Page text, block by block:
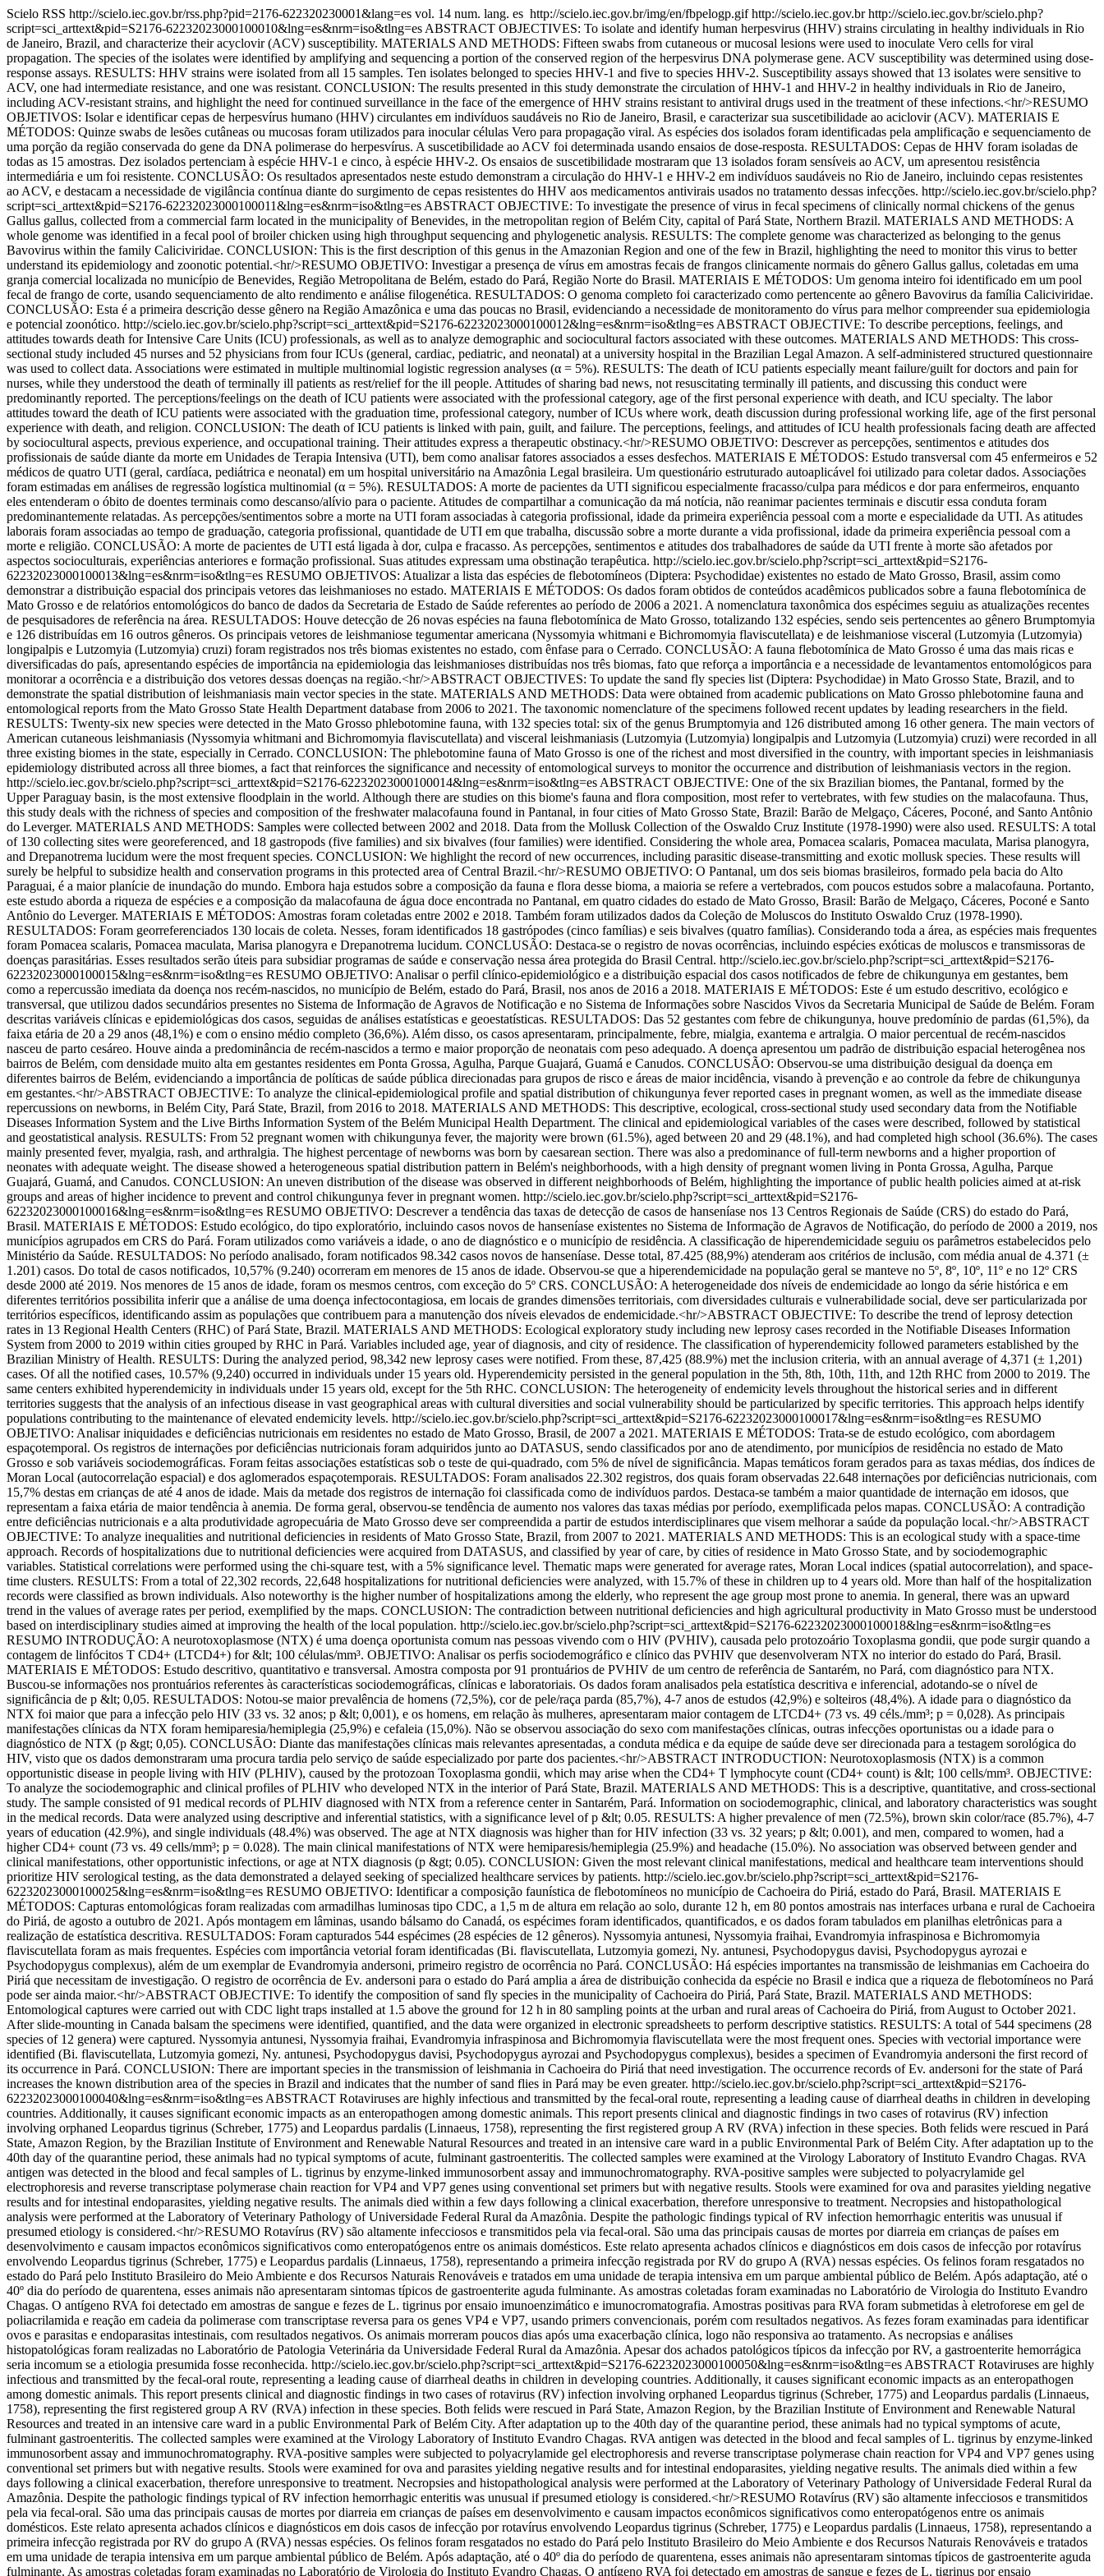
Scielo RSS http://scielo.iec.gov.br/rss.php?pid=2176-622320230001&lang=es vol. 14 num. lang. es http://scielo.iec.gov.br/img/en/fbpelogp.gif http://scielo.iec.gov.brhttp://scielo.iec.gov.br/scielo.php?
script=sci_arttext&pid=S2176-62232023000100010&lng=es&nrm=iso&tlng=es ABSTRACT OBJECTIVES: To isolate and identify human herpesvirus (HHV) strains circulating in healthy individuals in Rio
de Janeiro, Brazil, and characterize their acyclovir (ACV) susceptibility. MATERIALS AND METHODS: Fifteen swabs from cutaneous or mucosal lesions were used to inoculate Vero cells for viral
propagation. The species of the isolates were identified by amplifying and sequencing a portion of the conserved region of the herpesvirus DNA polymerase gene. ACV susceptibility was determined using dose-
response assays. RESULTS: HHV strains were isolated from all 15 samples. Ten isolates belonged to species HHV-1 and five to species HHV-2. Susceptibility assays showed that 13 isolates were sensitive to
ACV, one had intermediate resistance, and one was resistant. CONCLUSION: The results presented in this study demonstrate the circulation of HHV-1 and HHV-2 in healthy individuals in Rio de Janeiro,
including ACV-resistant strains, and highlight the need for continued surveillance in the face of the emergence of HHV strains resistant to antiviral drugs used in the treatment of these infections.<hr/>RESUMO
OBJETIVOS: Isolar e identificar cepas de herpesvírus humano (HHV) circulantes em indivíduos saudáveis no Rio de Janeiro, Brasil, e caracterizar sua suscetibilidade ao aciclovir (ACV). MATERIAIS E
MÉTODOS: Quinze swabs de lesões cutâneas ou mucosas foram utilizados para inocular células Vero para propagação viral. As espécies dos isolados foram identificadas pela amplificação e sequenciamento de
uma porção da região conservada do gene da DNA polimerase do herpesvírus. A suscetibilidade ao ACV foi determinada usando ensaios de dose-resposta. RESULTADOS: Cepas de HHV foram isoladas de
todas as 15 amostras. Dez isolados pertenciam à espécie HHV-1 e cinco, à espécie HHV-2. Os ensaios de suscetibilidade mostraram que 13 isolados foram sensíveis ao ACV, um apresentou resistência
intermediária e um foi resistente. CONCLUSÃO: Os resultados apresentados neste estudo demonstram a circulação do HHV-1 e HHV-2 em indivíduos saudáveis no Rio de Janeiro, incluindo cepas resistentes
ao ACV, e destacam a necessidade de vigilância contínua diante do surgimento de cepas resistentes do HHV aos medicamentos antivirais usados no tratamento dessas infecções. http://scielo.iec.gov.br/scielo.php?
script=sci_arttext&pid=S2176-62232023000100011&lng=es&nrm=iso&tlng=es ABSTRACT OBJECTIVE: To investigate the presence of virus in fecal specimens of clinically normal chickens of the genus
Gallus gallus, collected from a commercial farm located in the municipality of Benevides, in the metropolitan region of Belém City, capital of Pará State, Northern Brazil. MATERIALS AND METHODS: A
whole genome was identified in a fecal pool of broiler chicken using high throughput sequencing and phylogenetic analysis. RESULTS: The complete genome was characterized as belonging to the genus
Bavovirus within the family Caliciviridae. CONCLUSION: This is the first description of this genus in the Amazonian Region and one of the few in Brazil, highlighting the need to monitor this virus to better
understand its epidemiology and zoonotic potential.<hr/>RESUMO OBJETIVO: Investigar a presença de vírus em amostras fecais de frangos clinicamente normais do gênero Gallus gallus, coletadas em uma
granja comercial localizada no município de Benevides, Região Metropolitana de Belém, estado do Pará, Região Norte do Brasil. MATERIAIS E MÉTODOS: Um genoma inteiro foi identificado em um pool
fecal de frango de corte, usando sequenciamento de alto rendimento e análise filogenética. RESULTADOS: O genoma completo foi caracterizado como pertencente ao gênero Bavovirus da família Caliciviridae.
CONCLUSÃO: Esta é a primeira descrição desse gênero na Região Amazônica e uma das poucas no Brasil, evidenciando a necessidade de monitoramento do vírus para melhor compreender sua epidemiologia
e potencial zoonótico. http://scielo.iec.gov.br/scielo.php?script=sci_arttext&pid=S2176-62232023000100012&lng=es&nrm=iso&tlng=es ABSTRACT OBJECTIVE: To describe perceptions, feelings, and
attitudes towards death for Intensive Care Units (ICU) professionals, as well as to analyze demographic and sociocultural factors associated with these outcomes. MATERIALS AND METHODS: This cross-
sectional study included 45 nurses and 52 physicians from four ICUs (general, cardiac, pediatric, and neonatal) at a university hospital in the Brazilian Legal Amazon. A self-administered structured questionnaire
was used to collect data. Associations were estimated in multiple multinomial logistic regression analyses (α = 5%). RESULTS: The death of ICU patients especially meant failure/guilt for doctors and pain for
nurses, while they understood the death of terminally ill patients as rest/relief for the ill people. Attitudes of sharing bad news, not resuscitating terminally ill patients, and discussing this conduct were
predominantly reported. The perceptions/feelings on the death of ICU patients were associated with the professional category, age of the first personal experience with death, and ICU specialty. The labor
attitudes toward the death of ICU patients were associated with the graduation time, professional category, number of ICUs where work, death discussion during professional working life, age of the first personal
experience with death, and religion. CONCLUSION: The death of ICU patients is linked with pain, guilt, and failure. The perceptions, feelings, and attitudes of ICU health professionals facing death are affected
by sociocultural aspects, previous experience, and occupational training. Their attitudes express a therapeutic obstinacy.<hr/>RESUMO OBJETIVO: Descrever as percepções, sentimentos e atitudes dos
profissionais de saúde diante da morte em Unidades de Terapia Intensiva (UTI), bem como analisar fatores associados a esses desfechos. MATERIAIS E MÉTODOS: Estudo transversal com 45 enfermeiros e 52
médicos de quatro UTI (geral, cardíaca, pediátrica e neonatal) em um hospital universitário na Amazônia Legal brasileira. Um questionário estruturado autoaplicável foi utilizado para coletar dados. Associações
foram estimadas em análises de regressão logística multinomial (α = 5%). RESULTADOS: A morte de pacientes da UTI significou especialmente fracasso/culpa para médicos e dor para enfermeiros, enquanto
eles entenderam o óbito de doentes terminais como descanso/alívio para o paciente. Atitudes de compartilhar a comunicação da má notícia, não reanimar pacientes terminais e discutir essa conduta foram
predominantemente relatadas. As percepções/sentimentos sobre a morte na UTI foram associadas à categoria profissional, idade da primeira experiência pessoal com a morte e especialidade da UTI. As atitudes
laborais foram associadas ao tempo de graduação, categoria profissional, quantidade de UTI em que trabalha, discussão sobre a morte durante a vida profissional, idade da primeira experiência pessoal com a
morte e religião. CONCLUSÃO: A morte de pacientes de UTI está ligada à dor, culpa e fracasso. As percepções, sentimentos e atitudes dos trabalhadores de saúde da UTI frente à morte são afetados por
aspectos socioculturais, experiências anteriores e formação profissional. Suas atitudes expressam uma obstinação terapêutica. http://scielo.iec.gov.br/scielo.php?script=sci_arttext&pid=S2176-
62232023000100013&lng=es&nrm=iso&tlng=es RESUMO OBJETIVOS: Atualizar a lista das espécies de flebotomíneos (Diptera: Psychodidae) existentes no estado de Mato Grosso, Brasil, assim como
demonstrar a distribuição espacial dos principais vetores das leishmanioses no estado. MATERIAIS E MÉTODOS: Os dados foram obtidos de conteúdos acadêmicos publicados sobre a fauna flebotomínica de
Mato Grosso e de relatórios entomológicos do banco de dados da Secretaria de Estado de Saúde referentes ao período de 2006 a 2021. A nomenclatura taxonômica dos espécimes seguiu as atualizações recentes
de pesquisadores de referência na área. RESULTADOS: Houve detecção de 26 novas espécies na fauna flebotomínica de Mato Grosso, totalizando 132 espécies, sendo seis pertencentes ao gênero Brumptomyia
e 126 distribuídas em 16 outros gêneros. Os principais vetores de leishmaniose tegumentar americana (Nyssomyia whitmani e Bichromomyia flaviscutellata) e de leishmaniose visceral (Lutzomyia (Lutzomyia)
longipalpis e Lutzomyia (Lutzomyia) cruzi) foram registrados nos três biomas existentes no estado, com ênfase para o Cerrado. CONCLUSÃO: A fauna flebotomínica de Mato Grosso é uma das mais ricas e
diversificadas do país, apresentando espécies de importância na epidemiologia das leishmanioses distribuídas nos três biomas, fato que reforça a importância e a necessidade de levantamentos entomológicos para
monitorar a ocorrência e a distribuição dos vetores dessas doenças na região.<hr/>ABSTRACT OBJECTIVES: To update the sand fly species list (Diptera: Psychodidae) in Mato Grosso State, Brazil, and to
demonstrate the spatial distribution of leishmaniasis main vector species in the state. MATERIALS AND METHODS: Data were obtained from academic publications on Mato Grosso phlebotomine fauna and
entomological reports from the Mato Grosso State Health Department database from 2006 to 2021. The taxonomic nomenclature of the specimens followed recent updates by leading researchers in the field.
RESULTS: Twenty-six new species were detected in the Mato Grosso phlebotomine fauna, with 132 species total: six of the genus Brumptomyia and 126 distributed among 16 other genera. The main vectors of
American cutaneous leishmaniasis (Nyssomyia whitmani and Bichromomyia flaviscutellata) and visceral leishmaniasis (Lutzomyia (Lutzomyia) longipalpis and Lutzomyia (Lutzomyia) cruzi) were recorded in all
three existing biomes in the state, especially in Cerrado. CONCLUSION: The phlebotomine fauna of Mato Grosso is one of the richest and most diversified in the country, with important species in leishmaniasis
epidemiology distributed across all three biomes, a fact that reinforces the significance and necessity of entomological surveys to monitor the occurrence and distribution of leishmaniasis vectors in the region.
http://scielo.iec.gov.br/scielo.php?script=sci_arttext&pid=S2176-62232023000100014&lng=es&nrm=iso&tlng=es ABSTRACT OBJECTIVE: One of the six Brazilian biomes, the Pantanal, formed by the
Upper Paraguay basin, is the most extensive floodplain in the world. Although there are studies on this biome's fauna and flora composition, most refer to vertebrates, with few studies on the malacofauna. Thus,
this study deals with the richness of species and composition of the freshwater malacofauna found in Pantanal, in four cities of Mato Grosso State, Brazil: Barão de Melgaço, Cáceres, Poconé, and Santo Antônio
do Leverger. MATERIALS AND METHODS: Samples were collected between 2002 and 2018. Data from the Mollusk Collection of the Oswaldo Cruz Institute (1978-1990) were also used. RESULTS: A total
of 130 collecting sites were georeferenced, and 18 gastropods (five families) and six bivalves (four families) were identified. Considering the whole area, Pomacea scalaris, Pomacea maculata, Marisa planogyra,
and Drepanotrema lucidum were the most frequent species. CONCLUSION: We highlight the record of new occurrences, including parasitic disease-transmitting and exotic mollusk species. These results will
surely be helpful to subsidize health and conservation programs in this protected area of Central Brazil.<hr/>RESUMO OBJETIVO: O Pantanal, um dos seis biomas brasileiros, formado pela bacia do Alto
Paraguai, é a maior planície de inundação do mundo. Embora haja estudos sobre a composição da fauna e flora desse bioma, a maioria se refere a vertebrados, com poucos estudos sobre a malacofauna. Portanto,
este estudo aborda a riqueza de espécies e a composição da malacofauna de água doce encontrada no Pantanal, em quatro cidades do estado de Mato Grosso, Brasil: Barão de Melgaço, Cáceres, Poconé e Santo
Antônio do Leverger. MATERIAIS E MÉTODOS: Amostras foram coletadas entre 2002 e 2018. Também foram utilizados dados da Coleção de Moluscos do Instituto Oswaldo Cruz (1978-1990).
RESULTADOS: Foram georreferenciados 130 locais de coleta. Nesses, foram identificados 18 gastrópodes (cinco famílias) e seis bivalves (quatro famílias). Considerando toda a área, as espécies mais frequentes
foram Pomacea scalaris, Pomacea maculata, Marisa planogyra e Drepanotrema lucidum. CONCLUSÃO: Destaca-se o registro de novas ocorrências, incluindo espécies exóticas de moluscos e transmissoras de
doenças parasitárias. Esses resultados serão úteis para subsidiar programas de saúde e conservação nessa área protegida do Brasil Central. http://scielo.iec.gov.br/scielo.php?script=sci_arttext&pid=S2176-
62232023000100015&lng=es&nrm=iso&tlng=es RESUMO OBJETIVO: Analisar o perfil clínico-epidemiológico e a distribuição espacial dos casos notificados de febre de chikungunya em gestantes, bem
como a repercussão imediata da doença nos recém-nascidos, no município de Belém, estado do Pará, Brasil, nos anos de 2016 a 2018. MATERIAIS E MÉTODOS: Este é um estudo descritivo, ecológico e
transversal, que utilizou dados secundários presentes no Sistema de Informação de Agravos de Notificação e no Sistema de Informações sobre Nascidos Vivos da Secretaria Municipal de Saúde de Belém. Foram
descritas variáveis clínicas e epidemiológicas dos casos, seguidas de análises estatísticas e geoestatísticas. RESULTADOS: Das 52 gestantes com febre de chikungunya, houve predomínio de pardas (61,5%), da
faixa etária de 20 a 29 anos (48,1%) e com o ensino médio completo (36,6%). Além disso, os casos apresentaram, principalmente, febre, mialgia, exantema e artralgia. O maior percentual de recém-nascidos
nasceu de parto cesáreo. Houve ainda a predominância de recém-nascidos a termo e maior proporção de neonatais com peso adequado. A doença apresentou um padrão de distribuição espacial heterogênea nos
bairros de Belém, com densidade muito alta em gestantes residentes em Ponta Grossa, Agulha, Parque Guajará, Guamá e Canudos. CONCLUSÃO: Observou-se uma distribuição desigual da doença em
diferentes bairros de Belém, evidenciando a importância de políticas de saúde pública direcionadas para grupos de risco e áreas de maior incidência, visando à prevenção e ao controle da febre de chikungunya
em gestantes.<hr/>ABSTRACT OBJECTIVE: To analyze the clinical-epidemiological profile and spatial distribution of chikungunya fever reported cases in pregnant women, as well as the immediate disease
repercussions on newborns, in Belém City, Pará State, Brazil, from 2016 to 2018. MATERIALS AND METHODS: This descriptive, ecological, cross-sectional study used secondary data from the Notifiable
Diseases Information System and the Live Births Information System of the Belém Municipal Health Department. The clinical and epidemiological variables of the cases were described, followed by statistical
and geostatistical analysis. RESULTS: From 52 pregnant women with chikungunya fever, the majority were brown (61.5%), aged between 20 and 29 (48.1%), and had completed high school (36.6%). The cases
mainly presented fever, myalgia, rash, and arthralgia. The highest percentage of newborns was born by caesarean section. There was also a predominance of full-term newborns and a higher proportion of
neonates with adequate weight. The disease showed a heterogeneous spatial distribution pattern in Belém's neighborhoods, with a high density of pregnant women living in Ponta Grossa, Agulha, Parque
Guajará, Guamá, and Canudos. CONCLUSION: An uneven distribution of the disease was observed in different neighborhoods of Belém, highlighting the importance of public health policies aimed at at-risk
groups and areas of higher incidence to prevent and control chikungunya fever in pregnant women. http://scielo.iec.gov.br/scielo.php?script=sci_arttext&pid=S2176-
62232023000100016&lng=es&nrm=iso&tlng=es RESUMO OBJETIVO: Descrever a tendência das taxas de detecção de casos de hanseníase nos 13 Centros Regionais de Saúde (CRS) do estado do Pará,
Brasil. MATERIAIS E MÉTODOS: Estudo ecológico, do tipo exploratório, incluindo casos novos de hanseníase existentes no Sistema de Informação de Agravos de Notificação, do período de 2000 a 2019, nos
municípios agrupados em CRS do Pará. Foram utilizados como variáveis a idade, o ano de diagnóstico e o município de residência. A classificação de hiperendemicidade seguiu os parâmetros estabelecidos pelo
Ministério da Saúde. RESULTADOS: No período analisado, foram notificados 98.342 casos novos de hanseníase. Desse total, 87.425 (88,9%) atenderam aos critérios de inclusão, com média anual de 4.371 (±
1.201) casos. Do total de casos notificados, 10,57% (9.240) ocorreram em menores de 15 anos de idade. Observou-se que a hiperendemicidade na população geral se manteve no 5º, 8º, 10º, 11º e no 12º CRS
desde 2000 até 2019. Nos menores de 15 anos de idade, foram os mesmos centros, com exceção do 5º CRS. CONCLUSÃO: A heterogeneidade dos níveis de endemicidade ao longo da série histórica e em
diferentes territórios possibilita inferir que a análise de uma doença infectocontagiosa, em locais de grandes dimensões territoriais, com diversidades culturais e vulnerabilidade social, deve ser particularizada por
territórios específicos, identificando assim as populações que contribuem para a manutenção dos níveis elevados de endemicidade.<hr/>ABSTRACT OBJECTIVE: To describe the trend of leprosy detection
rates in 13 Regional Health Centers (RHC) of Pará State, Brazil. MATERIALS AND METHODS: Ecological exploratory study including new leprosy cases recorded in the Notifiable Diseases Information
System from 2000 to 2019 within cities grouped by RHC in Pará. Variables included age, year of diagnosis, and city of residence. The classification of hyperendemicity followed parameters established by the
Brazilian Ministry of Health. RESULTS: During the analyzed period, 98,342 new leprosy cases were notified. From these, 87,425 (88.9%) met the inclusion criteria, with an annual average of 4,371 (± 1,201)
cases. Of all the notified cases, 10.57% (9,240) occurred in individuals under 15 years old. Hyperendemicity persisted in the general population in the 5th, 8th, 10th, 11th, and 12th RHC from 2000 to 2019. The
same centers exhibited hyperendemicity in individuals under 15 years old, except for the 5th RHC. CONCLUSION: The heterogeneity of endemicity levels throughout the historical series and in different
territories suggests that the analysis of an infectious disease in vast geographical areas with cultural diversities and social vulnerability should be particularized by specific territories. This approach helps identify
populations contributing to the maintenance of elevated endemicity levels. http://scielo.iec.gov.br/scielo.php?script=sci_arttext&pid=S2176-62232023000100017&lng=es&nrm=iso&tlng=es RESUMO
OBJETIVO: Analisar iniquidades e deficiências nutricionais em residentes no estado de Mato Grosso, Brasil, de 2007 a 2021. MATERIAIS E MÉTODOS: Trata-se de estudo ecológico, com abordagem
espaçotemporal. Os registros de internações por deficiências nutricionais foram adquiridos junto ao DATASUS, sendo classificados por ano de atendimento, por municípios de residência no estado de Mato
Grosso e sob variáveis sociodemográficas. Foram feitas associações estatísticas sob o teste de qui-quadrado, com 5% de nível de significância. Mapas temáticos foram gerados para as taxas médias, dos índices de
Moran Local (autocorrelação espacial) e dos aglomerados espaçotemporais. RESULTADOS: Foram analisados 22.302 registros, dos quais foram observadas 22.648 internações por deficiências nutricionais, com
15,7% destas em crianças de até 4 anos de idade. Mais da metade dos registros de internação foi classificada como de indivíduos pardos. Destaca-se também a maior quantidade de internação em idosos, que
representam a faixa etária de maior tendência à anemia. De forma geral, observou-se tendência de aumento nos valores das taxas médias por período, exemplificada pelos mapas. CONCLUSÃO: A contradição
entre deficiências nutricionais e a alta produtividade agropecuária de Mato Grosso deve ser compreendida a partir de estudos interdisciplinares que visem melhorar a saúde da população local.<hr/>ABSTRACT
OBJECTIVE: To analyze inequalities and nutritional deficiencies in residents of Mato Grosso State, Brazil, from 2007 to 2021. MATERIALS AND METHODS: This is an ecological study with a space-time
approach. Records of hospitalizations due to nutritional deficiencies were acquired from DATASUS, and classified by year of care, by cities of residence in Mato Grosso State, and by sociodemographic
variables. Statistical correlations were performed using the chi-square test, with a 5% significance level. Thematic maps were generated for average rates, Moran Local indices (spatial autocorrelation), and space-
time clusters. RESULTS: From a total of 22,302 records, 22,648 hospitalizations for nutritional deficiencies were analyzed, with 15.7% of these in children up to 4 years old. More than half of the hospitalization
records were classified as brown individuals. Also noteworthy is the higher number of hospitalizations among the elderly, who represent the age group most prone to anemia. In general, there was an upward
trend in the values of average rates per period, exemplified by the maps. CONCLUSION: The contradiction between nutritional deficiencies and high agricultural productivity in Mato Grosso must be understood
based on interdisciplinary studies aimed at improving the health of the local population. http://scielo.iec.gov.br/scielo.php?script=sci_arttext&pid=S2176-62232023000100018&lng=es&nrm=iso&tlng=es
RESUMO INTRODUÇÃO: A neurotoxoplasmose (NTX) é uma doença oportunista comum nas pessoas vivendo com o HIV (PVHIV), causada pelo protozoário Toxoplasma gondii, que pode surgir quando a
contagem de linfócitos T CD4+ (LTCD4+) for &lt; 100 células/mm³. OBJETIVO: Analisar os perfis sociodemográfico e clínico das PVHIV que desenvolveram NTX no interior do estado do Pará, Brasil.
MATERIAIS E MÉTODOS: Estudo descritivo, quantitativo e transversal. Amostra composta por 91 prontuários de PVHIV de um centro de referência de Santarém, no Pará, com diagnóstico para NTX.
Buscou-se informações nos prontuários referentes às características sociodemográficas, clínicas e laboratoriais. Os dados foram analisados pela estatística descritiva e inferencial, adotando-se o nível de
significância de p &lt; 0,05. RESULTADOS: Notou-se maior prevalência de homens (72,5%), cor de pele/raça parda (85,7%), 4-7 anos de estudos (42,9%) e solteiros (48,4%). A idade para o diagnóstico da
NTX foi maior que para a infecção pelo HIV (33 vs. 32 anos; p &lt; 0,001), e os homens, em relação às mulheres, apresentaram maior contagem de LTCD4+ (73 vs. 49 céls./mm³; p = 0,028). As principais
manifestações clínicas da NTX foram hemiparesia/hemiplegia (25,9%) e cefaleia (15,0%). Não se observou associação do sexo com manifestações clínicas, outras infecções oportunistas ou a idade para o
diagnóstico de NTX (p &gt; 0,05). CONCLUSÃO: Diante das manifestações clínicas mais relevantes apresentadas, a conduta médica e da equipe de saúde deve ser direcionada para a testagem sorológica do
HIV, visto que os dados demonstraram uma procura tardia pelo serviço de saúde especializado por parte dos pacientes.<hr/>ABSTRACT INTRODUCTION: Neurotoxoplasmosis (NTX) is a common
opportunistic disease in people living with HIV (PLHIV), caused by the protozoan Toxoplasma gondii, which may arise when the CD4+ T lymphocyte count (CD4+ count) is &lt; 100 cells/mm³. OBJECTIVE:
To analyze the sociodemographic and clinical profiles of PLHIV who developed NTX in the interior of Pará State, Brazil. MATERIALS AND METHODS: This is a descriptive, quantitative, and cross-sectional
study. The sample consisted of 91 medical records of PLHIV diagnosed with NTX from a reference center in Santarém, Pará. Information on sociodemographic, clinical, and laboratory characteristics was sought
in the medical records. Data were analyzed using descriptive and inferential statistics, with a significance level of p &lt; 0.05. RESULTS: A higher prevalence of men (72.5%), brown skin color/race (85.7%), 4-7
years of education (42.9%), and single individuals (48.4%) was observed. The age at NTX diagnosis was higher than for HIV infection (33 vs. 32 years; p &lt; 0.001), and men, compared to women, had a
higher CD4+ count (73 vs. 49 cells/mm³; p = 0.028). The main clinical manifestations of NTX were hemiparesis/hemiplegia (25.9%) and headache (15.0%). No association was observed between gender and
clinical manifestations, other opportunistic infections, or age at NTX diagnosis (p &gt; 0.05). CONCLUSION: Given the most relevant clinical manifestations, medical and healthcare team interventions should
prioritize HIV serological testing, as the data demonstrated a delayed seeking of specialized healthcare services by patients. http://scielo.iec.gov.br/scielo.php?script=sci_arttext&pid=S2176-
62232023000100025&lng=es&nrm=iso&tlng=es RESUMO OBJETIVO: Identificar a composição faunística de flebotomíneos no município de Cachoeira do Piriá, estado do Pará, Brasil. MATERIAIS E
MÉTODOS: Capturas entomológicas foram realizadas com armadilhas luminosas tipo CDC, a 1,5 m de altura em relação ao solo, durante 12 h, em 80 pontos amostrais nas interfaces urbana e rural de Cachoeira
do Piriá, de agosto a outubro de 2021. Após montagem em lâminas, usando bálsamo do Canadá, os espécimes foram identificados, quantificados, e os dados foram tabulados em planilhas eletrônicas para a
realização de estatística descritiva. RESULTADOS: Foram capturados 544 espécimes (28 espécies de 12 gêneros). Nyssomyia antunesi, Nyssomyia fraihai, Evandromyia infraspinosa e Bichromomyia
flaviscutellata foram as mais frequentes. Espécies com importância vetorial foram identificadas (Bi. flaviscutellata, Lutzomyia gomezi, Ny. antunesi, Psychodopygus davisi, Psychodopygus ayrozai e
Psychodopygus complexus), além de um exemplar de Evandromyia andersoni, primeiro registro de ocorrência no Pará. CONCLUSÃO: Há espécies importantes na transmissão de leishmanias em Cachoeira do
Piriá que necessitam de investigação. O registro de ocorrência de Ev. andersoni para o estado do Pará amplia a área de distribuição conhecida da espécie no Brasil e indica que a riqueza de flebotomíneos no Pará
pode ser ainda maior.<hr/>ABSTRACT OBJECTIVE: To identify the composition of sand fly species in the municipality of Cachoeira do Piriá, Pará State, Brazil. MATERIALS AND METHODS:
Entomological captures were carried out with CDC light traps installed at 1.5 above the ground for 12 h in 80 sampling points at the urban and rural areas of Cachoeira do Piriá, from August to October 2021.
After slide-mounting in Canada balsam the specimens were identified, quantified, and the data were organized in electronic spreadsheets to perform descriptive statistics. RESULTS: A total of 544 specimens (28
species of 12 genera) were captured. Nyssomyia antunesi, Nyssomyia fraihai, Evandromyia infraspinosa and Bichromomyia flaviscutellata were the most frequent ones. Species with vectorial importance were
identified (Bi. flaviscutellata, Lutzomyia gomezi, Ny. antunesi, Psychodopygus davisi, Psychodopygus ayrozai and Psychodopygus complexus), besides a specimen of Evandromyia andersoni the first record of
its occurrence in Pará. CONCLUSION: There are important species in the transmission of leishmania in Cachoeira do Piriá that need investigation. The occurrence records of Ev. andersoni for the state of Pará
increases the known distribution area of ​​the species in Brazil and indicates that the number of sand flies in Pará may be even greater. http://scielo.iec.gov.br/scielo.php?script=sci_arttext&pid=S2176-
62232023000100040&lng=es&nrm=iso&tlng=es ABSTRACT Rotaviruses are highly infectious and transmitted by the fecal-oral route, representing a leading cause of diarrheal deaths in children in developing
countries. Additionally, it causes significant economic impacts as an enteropathogen among domestic animals. This report presents clinical and diagnostic findings in two cases of rotavirus (RV) infection
involving orphaned Leopardus tigrinus (Schreber, 1775) and Leopardus pardalis (Linnaeus, 1758), representing the first registered group A RV (RVA) infection in these species. Both felids were rescued in Pará
State, Amazon Region, by the Brazilian Institute of Environment and Renewable Natural Resources and treated in an intensive care ward in a public Environmental Park of Belém City. After adaptation up to the
40th day of the quarantine period, these animals had no typical symptoms of acute, fulminant gastroenteritis. The collected samples were examined at the Virology Laboratory of Instituto Evandro Chagas. RVA
antigen was detected in the blood and fecal samples of L. tigrinus by enzyme-linked immunosorbent assay and immunochromatography. RVA-positive samples were subjected to polyacrylamide gel
electrophoresis and reverse transcriptase polymerase chain reaction for VP4 and VP7 genes using conventional set primers but with negative results. Stools were examined for ova and parasites yielding negative
results and for intestinal endoparasites, yielding negative results. The animals died within a few days following a clinical exacerbation, therefore unresponsive to treatment. Necropsies and histopathological
analysis were performed at the Laboratory of Veterinary Pathology of Universidade Federal Rural da Amazônia. Despite the pathologic findings typical of RV infection hemorrhagic enteritis was unusual if
presumed etiology is considered.<hr/>RESUMO Rotavírus (RV) são altamente infecciosos e transmitidos pela via fecal-oral. São uma das principais causas de mortes por diarreia em crianças de países em
desenvolvimento e causam impactos econômicos significativos como enteropatógenos entre os animais domésticos. Este relato apresenta achados clínicos e diagnósticos em dois casos de infecção por rotavírus
envolvendo Leopardus tigrinus (Schreber, 1775) e Leopardus pardalis (Linnaeus, 1758), representando a primeira infecção registrada por RV do grupo A (RVA) nessas espécies. Os felinos foram resgatados no
estado do Pará pelo Instituto Brasileiro do Meio Ambiente e dos Recursos Naturais Renováveis e tratados em uma unidade de terapia intensiva em um parque ambiental público de Belém. Após adaptação, até o
40º dia do período de quarentena, esses animais não apresentaram sintomas típicos de gastroenterite aguda fulminante. As amostras coletadas foram examinadas no Laboratório de Virologia do Instituto Evandro
Chagas. O antígeno RVA foi detectado em amostras de sangue e fezes de L. tigrinus por ensaio imunoenzimático e imunocromatografia. Amostras positivas para RVA foram submetidas à eletroforese em gel de
poliacrilamida e reação em cadeia da polimerase com transcriptase reversa para os genes VP4 e VP7, usando primers convencionais, porém com resultados negativos. As fezes foram examinadas para identificar
ovos e parasitas e endoparasitas intestinais, com resultados negativos. Os animais morreram poucos dias após uma exacerbação clínica, logo não responsiva ao tratamento. As necropsias e análises
histopatológicas foram realizadas no Laboratório de Patologia Veterinária da Universidade Federal Rural da Amazônia. Apesar dos achados patológicos típicos da infecção por RV, a gastroenterite hemorrágica
seria incomum se a etiologia presumida fosse reconhecida. http://scielo.iec.gov.br/scielo.php?script=sci_arttext&pid=S2176-62232023000100050&lng=es&nrm=iso&tlng=es ABSTRACT Rotaviruses are highly
infectious and transmitted by the fecal-oral route, representing a leading cause of diarrheal deaths in children in developing countries. Additionally, it causes significant economic impacts as an enteropathogen
among domestic animals. This report presents clinical and diagnostic findings in two cases of rotavirus (RV) infection involving orphaned Leopardus tigrinus (Schreber, 1775) and Leopardus pardalis (Linnaeus,
1758), representing the first registered group A RV (RVA) infection in these species. Both felids were rescued in Pará State, Amazon Region, by the Brazilian Institute of Environment and Renewable Natural
Resources and treated in an intensive care ward in a public Environmental Park of Belém City. After adaptation up to the 40th day of the quarantine period, these animals had no typical symptoms of acute,
fulminant gastroenteritis. The collected samples were examined at the Virology Laboratory of Instituto Evandro Chagas. RVA antigen was detected in the blood and fecal samples of L. tigrinus by enzyme-linked
immunosorbent assay and immunochromatography. RVA-positive samples were subjected to polyacrylamide gel electrophoresis and reverse transcriptase polymerase chain reaction for VP4 and VP7 genes using
conventional set primers but with negative results. Stools were examined for ova and parasites yielding negative results and for intestinal endoparasites, yielding negative results. The animals died within a few
days following a clinical exacerbation, therefore unresponsive to treatment. Necropsies and histopathological analysis were performed at the Laboratory of Veterinary Pathology of Universidade Federal Rural da
Amazônia. Despite the pathologic findings typical of RV infection hemorrhagic enteritis was unusual if presumed etiology is considered.<hr/>RESUMO Rotavírus (RV) são altamente infecciosos e transmitidos
pela via fecal-oral. São uma das principais causas de mortes por diarreia em crianças de países em desenvolvimento e causam impactos econômicos significativos como enteropatógenos entre os animais
domésticos. Este relato apresenta achados clínicos e diagnósticos em dois casos de infecção por rotavírus envolvendo Leopardus tigrinus (Schreber, 1775) e Leopardus pardalis (Linnaeus, 1758), representando a
primeira infecção registrada por RV do grupo A (RVA) nessas espécies. Os felinos foram resgatados no estado do Pará pelo Instituto Brasileiro do Meio Ambiente e dos Recursos Naturais Renováveis e tratados
em uma unidade de terapia intensiva em um parque ambiental público de Belém. Após adaptação, até o 40º dia do período de quarentena, esses animais não apresentaram sintomas típicos de gastroenterite aguda
fulminante. As amostras coletadas foram examinadas no Laboratório de Virologia do Instituto Evandro Chagas. O antígeno RVA foi detectado em amostras de sangue e fezes de L. tigrinus por ensaio